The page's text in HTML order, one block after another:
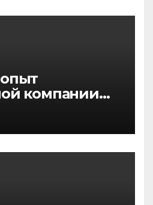
компании